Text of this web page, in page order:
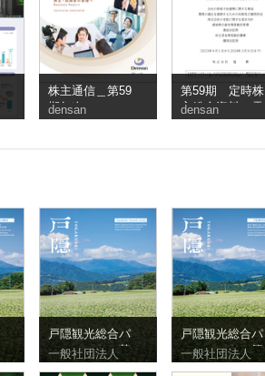
株主通信＿第59
期年次
densan
第59期 定時株
主総会資料（電
子提供措置事項
densan
戸隠観光総合パ
ンフレット（英
語）
一般社団法人
戸隠観光総合パ
ンフレット（簡
体字）
一般社団法人